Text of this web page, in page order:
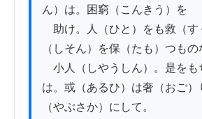
ん）は。困窮（こんきう）を
助け。人（ひと）をも救（す
（しそん）を保（たも）つもの
小人（しやうしん）。是をも
は。或（あるひ）は奢（おご）
（やぶさか）にして。